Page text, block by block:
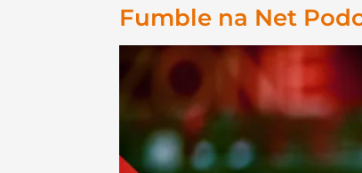
Fumble na Net